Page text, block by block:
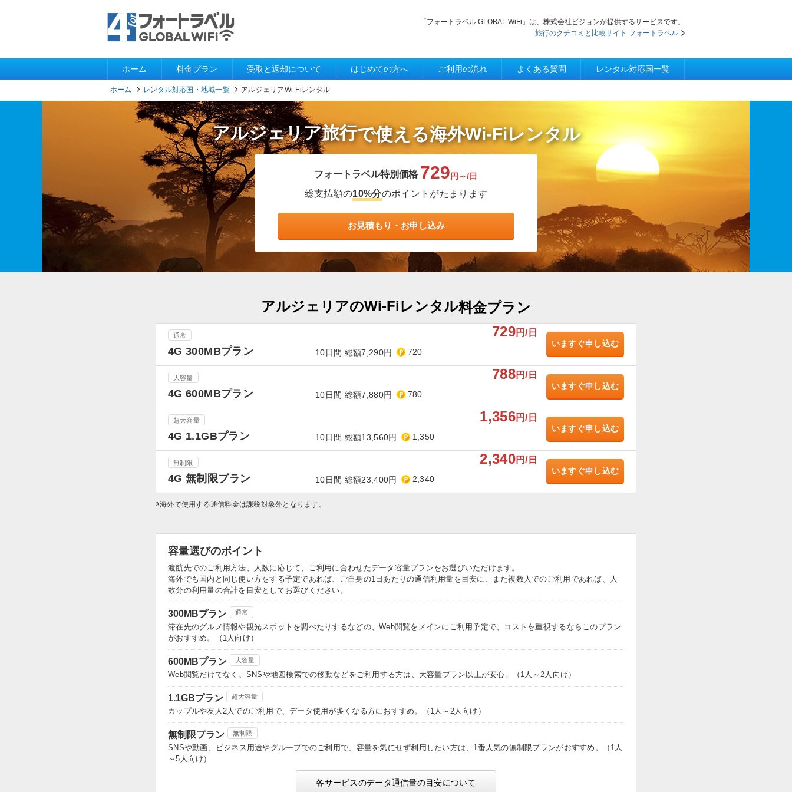
「フォートラベル GLOBAL WiFi」は、株式会社ビジョンが提供するサービスです。
旅行のクチコミと比較サイト フォートラベル
ホーム 料金プラン 受取と返却について はじめての方へ ご利用の流れ よくある質問 レンタル対応国一覧
ホーム レンタル対応国・地域一覧 アルジェリアWi-Fiレンタル
アルジェリア旅行で使える海外Wi-Fiレンタル
フォートラベル特別価格 729 円～/日
総支払額の10%分のポイントがたまります
お見積もり・お申し込み
アルジェリアのWi-Fiレンタル料金プラン
通常
4G 300MBプラン 10日間 総額7,290円 720
729円/日
いますぐ申し込む
大容量
4G 600MBプラン 10日間 総額7,880円 780
788円/日
いますぐ申し込む
超大容量
4G 1.1GBプラン 10日間 総額13,560円 1,350
1,356円/日
いますぐ申し込む
無制限
4G 無制限プラン 10日間 総額23,400円 2,340
2,340円/日
いますぐ申し込む
※海外で使用する通信料金は課税対象外となります。
容量選びのポイント
渡航先でのご利用方法、人数に応じて、ご利用に合わせたデータ容量プランをお選びいただけます。
海外でも国内と同じ使い方をする予定であれば、ご自身の1日あたりの通信利用量を目安に、また複数人でのご利用であれば、人
数分の利用量の合計を目安としてお選びください。
300MBプラン 通常
滞在先のグルメ情報や観光スポットを調べたりするなどの、Web閲覧をメインにご利用予定で、コストを重視するならこのプラン
がおすすめ。（1人向け）
600MBプラン 大容量
Web閲覧だけでなく、SNSや地図検索での移動などをご利用する方は、大容量プラン以上が安心。（1人～2人向け）
1.1GBプラン 超大容量
カップルや友人2人でのご利用で、データ使用が多くなる方におすすめ。（1人～2人向け）
無制限プラン 無制限
SNSや動画、ビジネス用途やグループでのご利用で、容量を気にせず利用したい方は、1番人気の無制限プランがおすすめ。（1人
～5人向け）
各サービスのデータ通信量の目安について